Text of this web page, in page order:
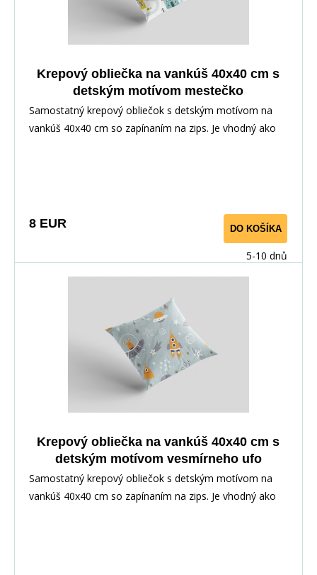
Krepový obliečka na vankúš 40x40 cm s
detským motívom mestečko
Samostatný krepový obliečok s detským motívom na
vankúš 40x40 cm so zapínaním na zips. Je vhodný ako
8 EUR DO KOŠÍKA
5-10 dnů
Krepový obliečka na vankúš 40x40 cm s
detským motívom vesmírneho ufo
Samostatný krepový obliečok s detským motívom na
vankúš 40x40 cm so zapínaním na zips. Je vhodný ako